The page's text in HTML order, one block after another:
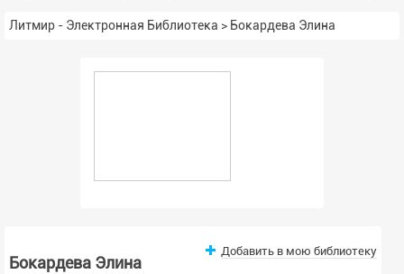
Литмир - Электронная Библиотека > Бокардева Элина
Бокардева Элина
Добавить в мою библиотеку